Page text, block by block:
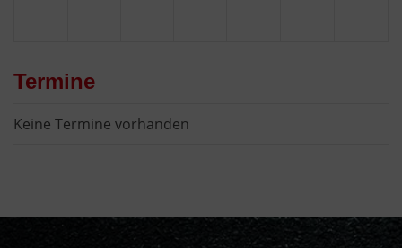
Termine
Keine Termine vorhanden